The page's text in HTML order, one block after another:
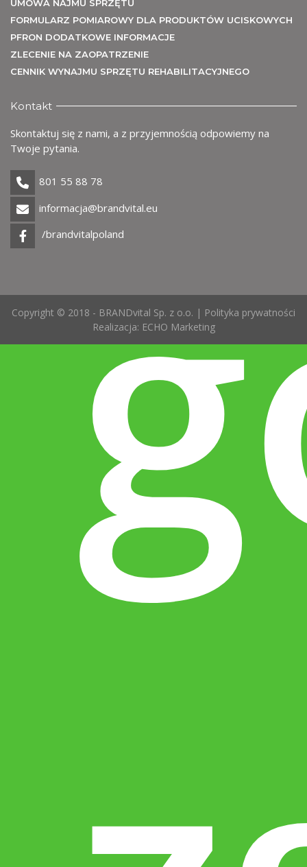
UMOWA NAJMU SPRZĘTU
FORMULARZ POMIAROWY DLA PRODUKTÓW UCISKOWYCH
PFRON DODATKOWE INFORMACJE
ZLECENIE NA ZAOPATRZENIE
CENNIK WYNAJMU SPRZĘTU REHABILITACYJNEGO
Kontakt
Skontaktuj się z nami, a z przyjemnością odpowiemy na
Twoje pytania.
801 55 88 78
informacja@brandvital.eu
/brandvitalpoland
Copyright © 2018 - BRANDvital Sp. z o.o. | Polityka prywatności
Realizacja: ECHO Marketing